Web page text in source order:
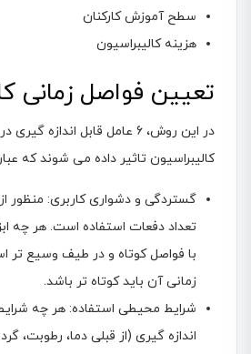
سطح آموزش کارکنان
هزینه کالیبراسیون
تعیین فواصل زمانی
در این روش، 6 عامل قابل
کالیبراسیون تاثیر داده می شوند که
گستردگی و دشواری کاربری: منظور
تعداد دفعات استفاده است. هر چه
با فواصل کوتاه و در طیف وسیع تر
زمانی آن باید کوتاه تر باشد.
شرایط محیطی استفاده: هر چه شرایط
اندازه گیری (از قبلی دما، رطوبت،